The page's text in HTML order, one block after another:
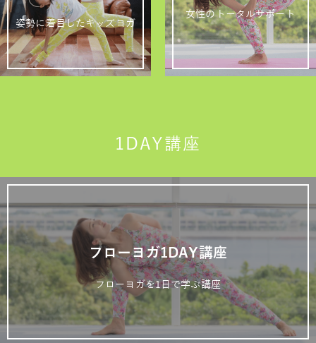
姿勢に着目したキッズヨガ
女性のトータルサポート
1DAY講座
フローヨガ1DAY講座
フローヨガを1日で学ぶ講座